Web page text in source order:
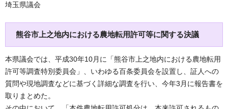
埼玉県議会
熊谷市上之地内における農地転用許可等に関する決議
本県議会では、平成30年10月に「熊谷市上之地内における農地転用
許可等調査特別委員会」、いわゆる百条委員会を設置し、証人への
質問や現地調査などに基づく詳細な調査を行い、今年3月に報告書を
取りまとめた。